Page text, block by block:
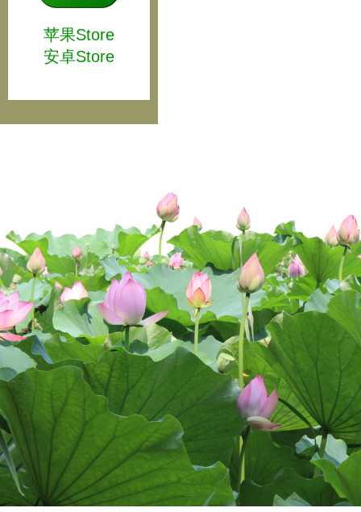
苹果Store
安卓Store